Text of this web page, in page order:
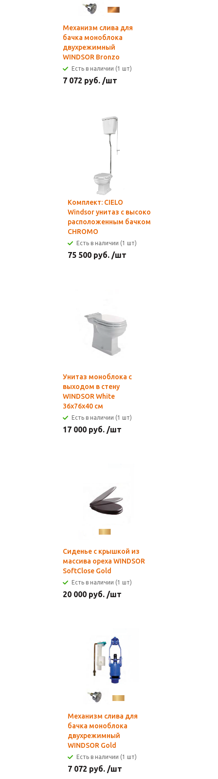
Механизм слива для
бачка моноблока
двухрежимный
WINDSOR Bronzo
Есть в наличии (1 шт)
7 072 руб. /шт
Комплект: CIELO
Windsor унитаз c высоко
расположенным бачком
CHROMO
Есть в наличии (1 шт)
75 500 руб. /шт
Унитаз моноблока с
выходом в стену
WINDSOR White
36x76x40 см
Есть в наличии (1 шт)
17 000 руб. /шт
Сиденье с крышкой из
массива ореха WINDSOR
SoftClose Gold
Есть в наличии (1 шт)
20 000 руб. /шт
Механизм слива для
бачка моноблока
двухрежимный
WINDSOR Gold
Есть в наличии (1 шт)
7 072 руб. /шт